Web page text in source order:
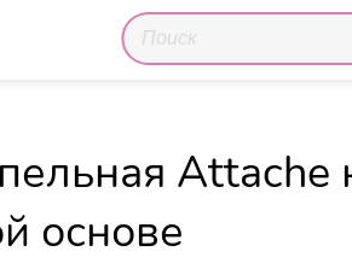
Штемпельная продукция
Attache
основе